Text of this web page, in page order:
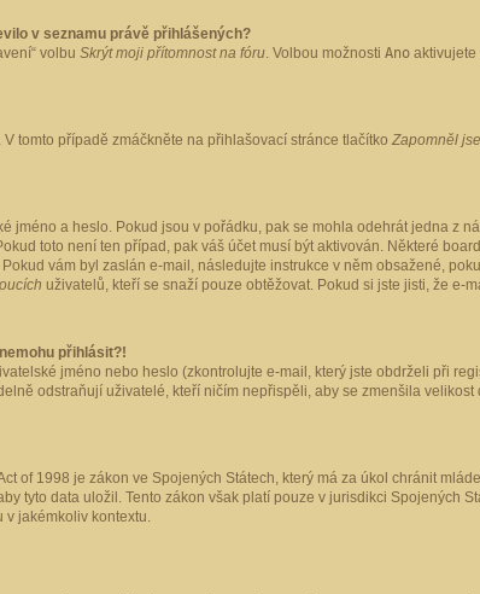
v seznamu právě přihlášených?
volbu Skrýt moji přítomnost na fóru. Volbou možnosti Ano aktivujete
tomto případě zmáčkněte na přihlašovací stránce tlačítko Zapomněl
jméno a heslo. Pokud jsou v pořádku, pak se mohla odehrát jedna z
toto není ten případ, pak váš účet musí být aktivován. Některé
vám byl zaslán e-mail, následujte instrukce v něm obsažené,
uživatelů, kteří se snaží pouze obtěžovat. Pokud si jste jisti, že
přihlásit?!
jméno nebo heslo (zkontrolujte e-mail, který jste obdrželi při
odstraňují uživatelé, kteří ničím nepřispěli, aby se zmenšila
of 1998 je zákon ve Spojených Státech, který má za úkol chránit
tyto data uložil. Tento zákon však platí pouze v jurisdikci
v jakémkoliv kontextu.